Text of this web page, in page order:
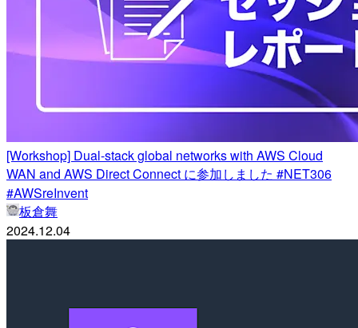
[Workshop] Dual-stack global networks with AWS Cloud
WAN and AWS Direct Connect に参加しました #NET306
#AWSreInvent
板倉舞
2024.12.04